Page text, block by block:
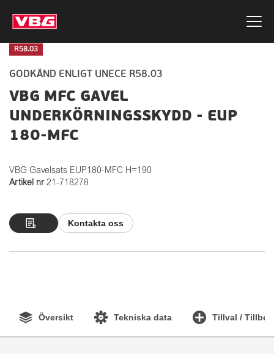
R58.03
GODKÄND ENLIGT UNECE R58.03
VBG MFC GAVEL
UNDERKÖRNINGSSKYDD - EUP
180-MFC
VBG Gavelsats EUP180-MFC H=190
Artikel nr 21-718278
Kontakta oss
Översikt Tekniska data Tillval /